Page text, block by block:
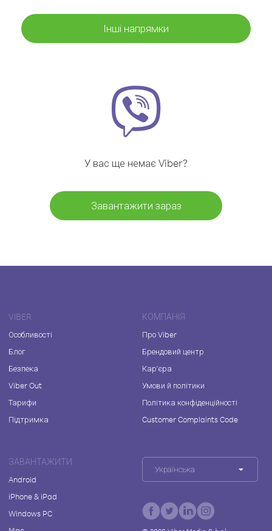
Інші напрямки
У вас ще немає Viber?
Завантажити зараз
VIBER
Особливості
Блог
Безпека
Viber Out
Тарифи
Підтримка
КОМПАНІЯ
Про Viber
Брендовий центр
Кар'єра
Умови й політики
Політика конфіденційності
Customer Complaints Code
ЗАВАНТАЖИТИ
Android
iPhone & iPad
Windows PC
Українська